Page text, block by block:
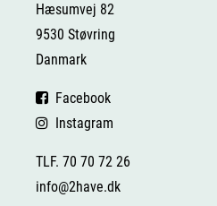
Hæsumvej 82
9530 Støvring
Danmark
Facebook
Instagram
TLF. 70 70 72 26
info@2have.dk